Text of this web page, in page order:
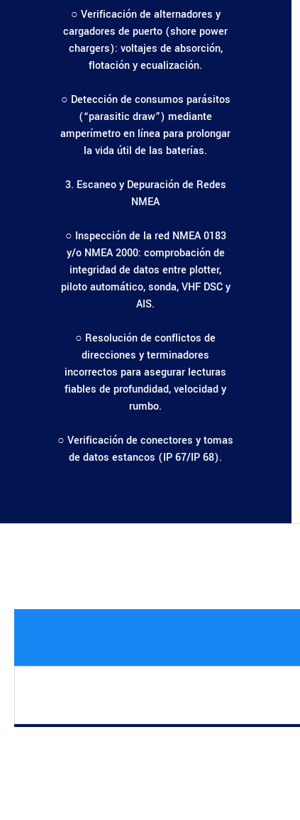
○ Verificación de alternadores y
cargadores de puerto (shore power
chargers): voltajes de absorción,
flotación y ecualización.
○ Detección de consumos parásitos
(“parasitic draw”) mediante
amperímetro en línea para prolongar
la vida útil de las baterías.
3. Escaneo y Depuración de Redes
NMEA
○ Inspección de la red NMEA 0183
y/o NMEA 2000: comprobación de
integridad de datos entre plotter,
piloto automático, sonda, VHF DSC y
AIS.
○ Resolución de conflictos de
direcciones y terminadores
incorrectos para asegurar lecturas
fiables de profundidad, velocidad y
rumbo.
○ Verificación de conectores y tomas
de datos estancos (IP 67/IP 68).